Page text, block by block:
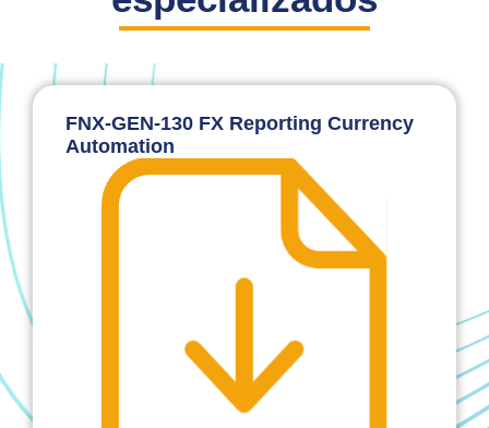
FNX-GEN-130 FX Reporting Currency
Automation